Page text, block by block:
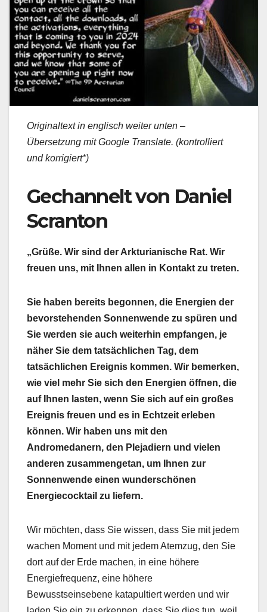
Originaltext in englisch weiter unten –
Übersetzung mit Google Translate. (kontrolliert
und korrigiert*)
Gechannelt von Daniel
Scranton
„Grüße. Wir sind der Arkturianische Rat. Wir
freuen uns, mit Ihnen allen in Kontakt zu treten.
Sie haben bereits begonnen, die Energien der
bevorstehenden Sonnenwende zu spüren und
Sie werden sie auch weiterhin empfangen, je
näher Sie dem tatsächlichen Tag, dem
tatsächlichen Ereignis kommen. Wir bemerken,
wie viel mehr Sie sich den Energien öffnen, die
auf Ihnen lasten, wenn Sie sich auf ein großes
Ereignis freuen und es in Echtzeit erleben
können. Wir haben uns mit den
Andromedanern, den Plejadiern und vielen
anderen zusammengetan, um Ihnen zur
Sonnenwende einen wunderschönen
Energiecocktail zu liefern.
Wir möchten, dass Sie wissen, dass Sie mit jedem
wachen Moment und mit jedem Atemzug, den Sie
dort auf der Erde machen, in eine höhere
Energiefrequenz, eine höhere
Bewusstseinsebene katapultiert werden und wir